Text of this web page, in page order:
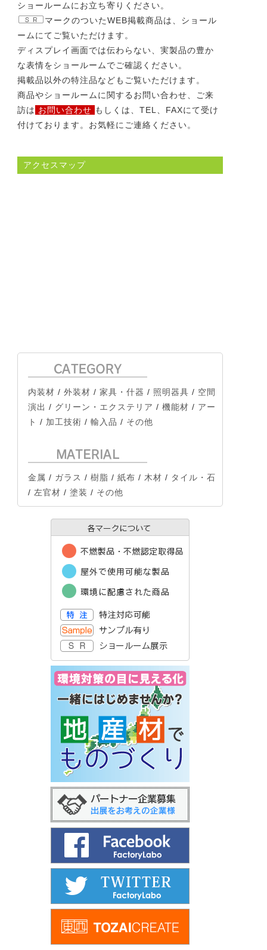
ショールームにお立ち寄りください。
マークのついたWEB掲載商品は、ショール
ームにてご覧いただけます。
ディスプレイ画面では伝わらない、実製品の豊か
な表情をショールームでご確認ください。
掲載品以外の特注品などもご覧いただけます。
商品やショールームに関するお問い合わせ、ご来
訪は お問い合わせ もしくは、TEL、FAXにて受け
付けております。お気軽にご連絡ください。
アクセスマップ
内装材 /外装材 /家具・什器 / 照明器具 / 空間
演出 / グリーン・エクステリア /機能材 / アー
ト / 加工技術 /輸入品 / その他
金属 / ガラス /樹脂 /紙布 / 木材 / タイル・石
/ 左官材 /塗装 / その他